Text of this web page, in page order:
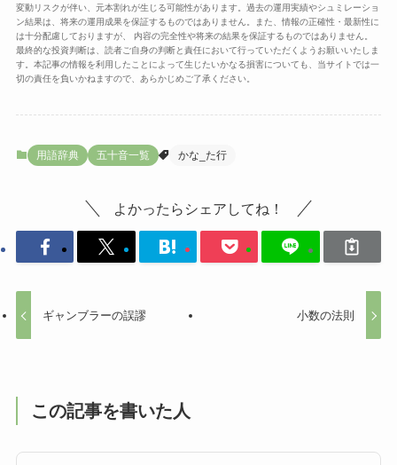
変動リスクが伴い、元本割れが生じる可能性があります。過去の運用実績やシュミレーショ
ン結果は、将来の運用成果を保証するものではありません。また、情報の正確性・最新性に
は十分配慮しておりますが、 内容の完全性や将来の結果を保証するものではありません。
最終的な投資判断は、読者ご自身の判断と責任において行っていただくようお願いいたしま
す。本記事の情報を利用したことによって生じたいかなる損害についても、当サイトでは一
切の責任を負いかねますので、あらかじめご了承ください。
用語辞典 五十音一覧 かな_た行
よかったらシェアしてね！
ギャンブラーの誤謬 小数の法則
この記事を書いた人